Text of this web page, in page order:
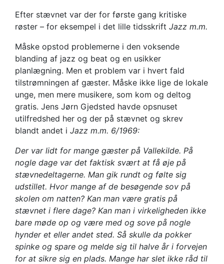
Efter stævnet var der for første gang kritiske
røster – for eksempel i det lille tidsskrift Jazz m.m.
Måske opstod problemerne i den voksende
blanding af jazz og beat og en usikker
planlægning. Men et problem var i hvert fald
tilstrømningen af gæster. Måske ikke lige de lokale
unge, men mere musikere, som kom og deltog
gratis. Jens Jørn Gjedsted havde opsnuset
utilfredshed her og der på stævnet og skrev
blandt andet i Jazz m.m. 6/1969:
Der var lidt for mange gæster på Vallekilde. På
nogle dage var det faktisk svært at få øje på
stævnedeltagerne. Man gik rundt og følte sig
udstillet. Hvor mange af de besøgende sov på
skolen om natten? Kan man være gratis på
stævnet i flere dage? Kan man i virkeligheden ikke
bare møde op og være med og sove på nogle
hynder et eller andet sted. Så skulle da pokker
spinke og spare og melde sig til halve år i forvejen
for at sikre sig en plads. Mange har slet ikke råd til